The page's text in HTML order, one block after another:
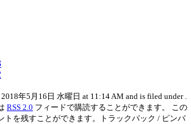
2018年5月16日 水曜日 at 11:14 AM and is filed under .
RSS 2.0 フィードで購読することができます。 この
トを残すことができます。トラックバック / ピンバ